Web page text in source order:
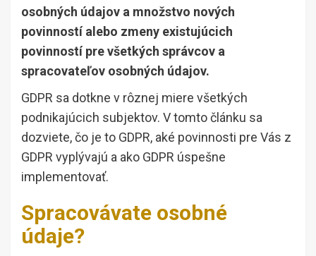
osobných údajov a množstvo nových
povinností alebo zmeny existujúcich
povinností pre všetkých správcov a
spracovateľov osobných údajov.
GDPR sa dotkne v rôznej miere všetkých
podnikajúcich subjektov. V tomto článku sa
dozviete, čo je to GDPR, aké povinnosti pre Vás z
GDPR vyplývajú a ako GDPR úspešne
implementovať.
Spracovávate osobné
údaje?